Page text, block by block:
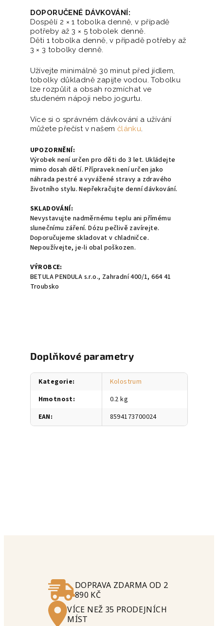
DOPORUČENÉ DÁVKOVÁNÍ:
Dospělí 2 × 1 tobolka denně, v případě
potřeby až 3 × 5 tobolek denně.
Děti 1 tobolka denně, v případě potřeby až
3 × 3 tobolky denně.
Užívejte minimálně 30 minut před jídlem,
tobolky důkladně zapijte vodou. Tobolku
lze rozpůlit a obsah rozmíchat ve
studeném nápoji nebo jogurtu.
Více si o správném dávkování a užívání
můžete přečíst v našem článku.
UPOZORNĚNÍ:
Výrobek není určen pro děti do 3 let. Ukládejte
mimo dosah dětí. Přípravek není určen jako
náhrada pestré a vyvážené stravy a zdravého
životního stylu. Nepřekračujte denní dávkování.
SKLADOVÁNÍ:
Nevystavujte nadměrnému teplu ani přímému
slunečnímu záření. Dózu pečlivě zavírejte.
Doporučujeme skladovat v chladničce.
Nepoužívejte, je-li obal poškozen.
VÝROBCE:
BETULA PENDULA s.r.o., Zahradní 400/1, 664 41
Troubsko
Doplňkové parametry
Kategorie:
Kolostrum
Hmotnost:
0.2 kg
EAN: 8594173700024
DOPRAVA ZDARMA OD 2
890 KČ
VÍCE NEŽ 35 PRODEJNÍCH
MÍST